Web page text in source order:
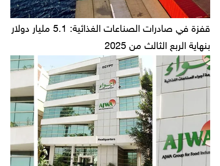
قفزة في صادرات الصناعات الغذائية: 5.1 مليار دولار
بنهاية الربع الثالث من 2025